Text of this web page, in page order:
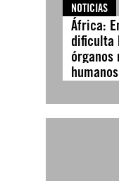
NOTICIAS
África:
dificulta
órganos
humanos